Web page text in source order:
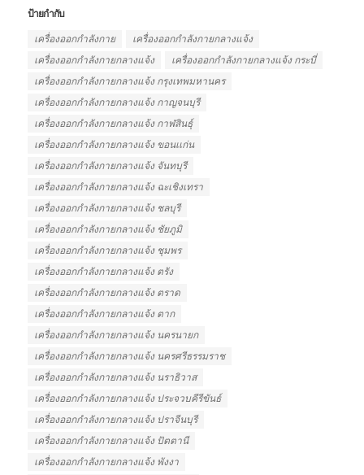
ป้ายกำกับ
เครื่องออกกำลังกาย
เครื่องออกกำลังกายกลางแจ้ง
เครื่องออกกําลังกายกลางแจ้ง
เครื่องออกกําลังกายกลางแจ้ง กระบี่
เครื่องออกกําลังกายกลางแจ้ง กรุงเทพมหานคร
เครื่องออกกําลังกายกลางแจ้ง กาญจนบุรี
เครื่องออกกําลังกายกลางแจ้ง กาฬสินธุ์
เครื่องออกกําลังกายกลางแจ้ง ขอนเเก่น
เครื่องออกกําลังกายกลางแจ้ง จันทบุรี
เครื่องออกกําลังกายกลางแจ้ง ฉะเชิงเทรา
เครื่องออกกําลังกายกลางแจ้ง ชลบุรี
เครื่องออกกําลังกายกลางแจ้ง ชัยภูมิ
เครื่องออกกําลังกายกลางแจ้ง ชุมพร
เครื่องออกกําลังกายกลางแจ้ง ตรัง
เครื่องออกกําลังกายกลางแจ้ง ตราด
เครื่องออกกําลังกายกลางแจ้ง ตาก
เครื่องออกกําลังกายกลางแจ้ง นครนายก
เครื่องออกกําลังกายกลางแจ้ง นครศรีธรรมราช
เครื่องออกกําลังกายกลางแจ้ง นราธิวาส
เครื่องออกกําลังกายกลางแจ้ง ประจวบคีรีขันธ์
เครื่องออกกําลังกายกลางแจ้ง ปราจีนบุรี
เครื่องออกกําลังกายกลางแจ้ง ปัตตานี
เครื่องออกกําลังกายกลางแจ้ง พังงา